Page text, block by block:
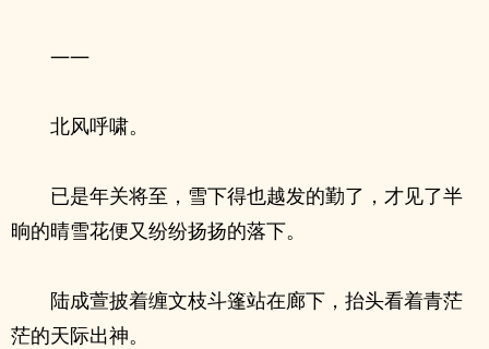
——
北风呼啸。
已是年关将至，雪下得也越发的勤了，才见了半
晌的晴雪花便又纷纷扬扬的落下。
陆成萱披着缠文枝斗篷站在廊下，抬头看着青茫
茫的天际出神。